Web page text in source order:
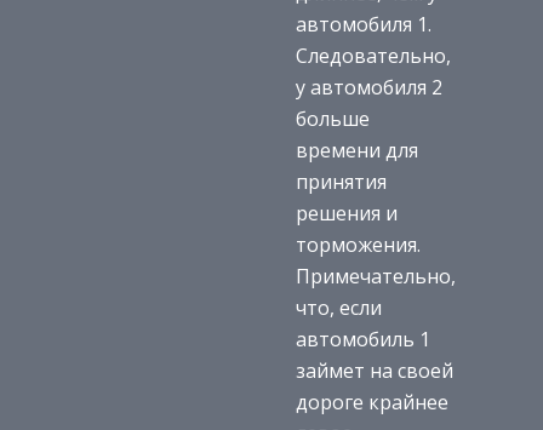
автомобиля 1.
Следовательно,
у автомобиля 2
больше
времени для
принятия
решения и
торможения.
Примечательно,
что, если
автомобиль 1
займет на своей
дороге крайнее